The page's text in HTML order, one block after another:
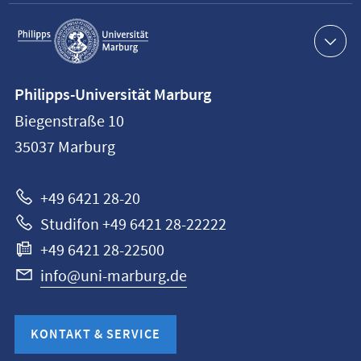
Service-
Navigation
Philipps-
Universität
Marburg
Philipps-Universität Marburg
Biegenstraße 10
35037 Marburg
+49 6421 28-20
Studifon +49 6421 28-22222
+49 6421 28-22500
info@uni-marburg.de
KONTAKT & SERVICE